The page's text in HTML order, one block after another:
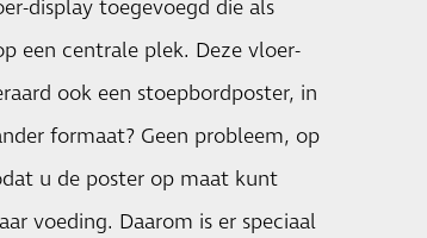
display toegevoegd die als
een centrale plek. Deze vloer-
ook een stoepbordposter, in
formaat? Geen probleem, op
u de poster op maat kunt
voeding. Daarom is er speciaal